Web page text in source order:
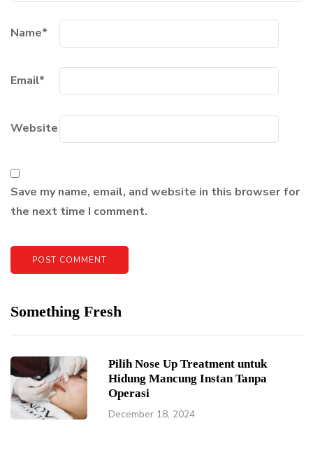
Name*
Email*
Website
Save my name, email, and website in this browser for
the next time I comment.
Something Fresh
Pilih Nose Up Treatment untuk
Hidung Mancung Instan Tanpa
Operasi
December 18, 2024